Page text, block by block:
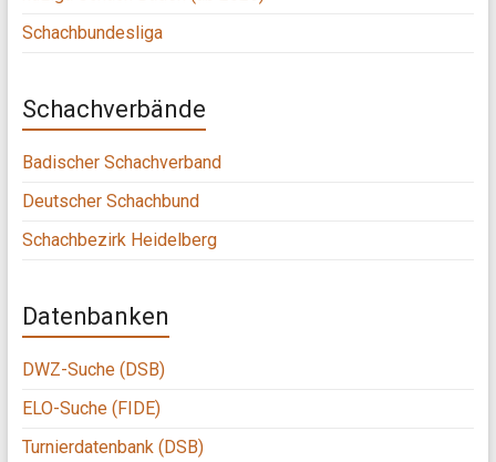
Schachbundesliga
Schachverbände
Badischer Schachverband
Deutscher Schachbund
Schachbezirk Heidelberg
Datenbanken
DWZ-Suche (DSB)
ELO-Suche (FIDE)
Turnierdatenbank (DSB)